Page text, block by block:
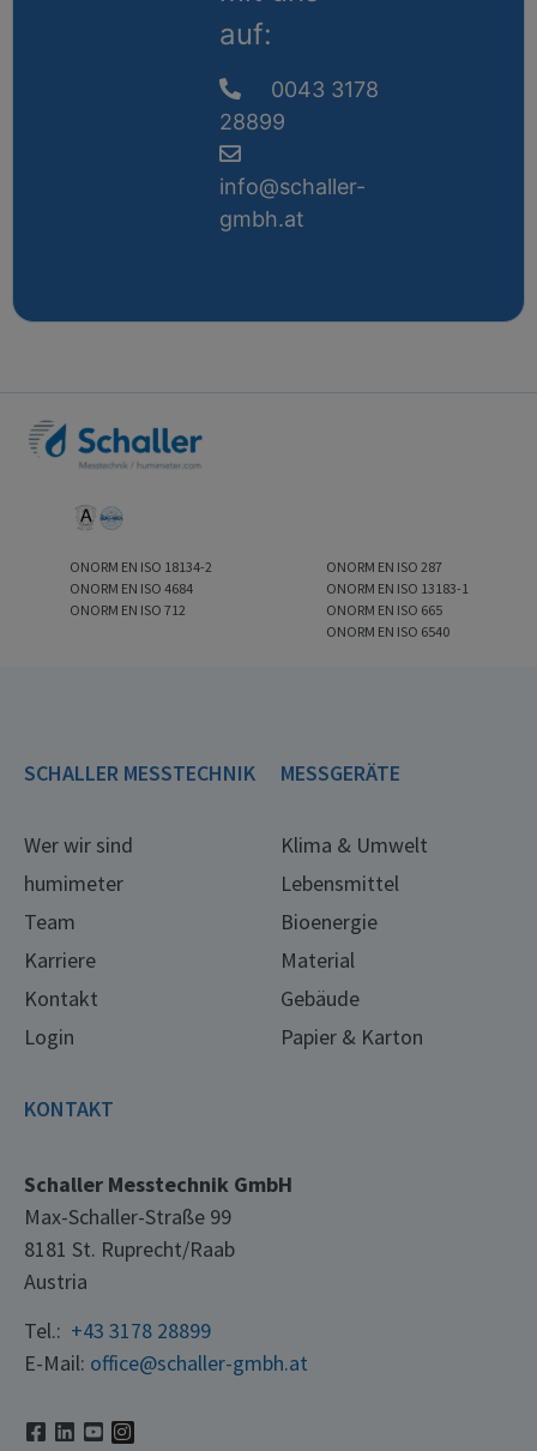
auf:
0043 3178
28899
info@schaller-
gmbh.at
ONORM EN ISO 18134-2
ONORM EN ISO 4684
ONORM EN ISO 712
ONORM EN ISO 287
ONORM EN ISO 13183-1
ONORM EN ISO 665
ONORM EN ISO 6540
SCHALLER MESSTECHNIK
Wer wir sind
humimeter
Team
Karriere
Kontakt
Login
MESSGERÄTE
Klima & Umwelt
Lebensmittel
Bioenergie
Material
Gebäude
Papier & Karton
KONTAKT
Schaller Messtechnik GmbH
Max-Schaller-Straße 99
8181 St. Ruprecht/Raab
Austria
Tel.: +43 3178 28899
E-Mail: office@schaller-gmbh.at